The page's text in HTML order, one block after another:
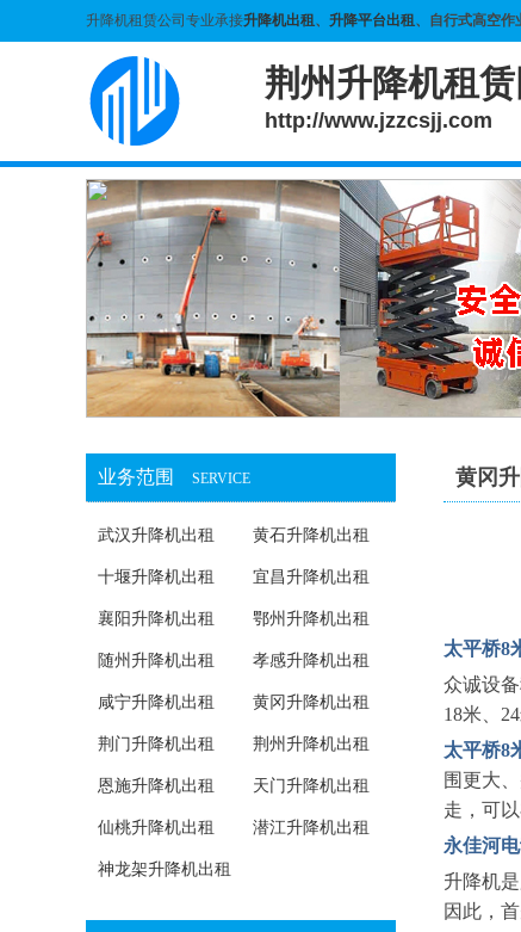
升降机租赁公司专业承接升降机出租、 升降平台出租、自行式高空作
荆州升降机租赁
http://www.jzzcsjj.com
业务范围 SERVICE
武汉升降机出租 黄石升降机出租
十堰升降机出租 宜昌升降机出租
襄阳升降机出租 鄂州升降机出租
随州升降机出租 孝感升降机出租
咸宁升降机出租 黄冈升降机出租
荆门升降机出租 荆州升降机出租
恩施升降机出租 天门升降机出租
仙桃升降机出租 潜江升降机出租
神龙架升降机出租
黄冈
太平桥8
众诚设
18米、
太平桥8
围更大
走，可
永佳河
升降机
因此，